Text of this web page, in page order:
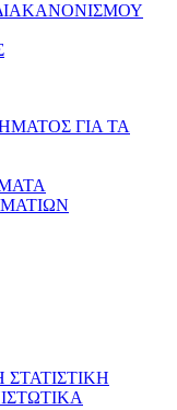
ΓΙΑ ΤΑ